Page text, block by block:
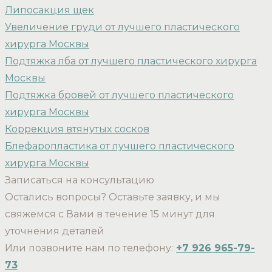
Липосакция щек
Увеличение груди от лучшего пластического
хирурга Москвы
Подтяжка лба от лучшего пластического хирурга
Москвы
Подтяжка бровей от лучшего пластического
хирурга Москвы
Коррекция втянутых сосков
Блефаропластика от лучшего пластического
хирурга Москвы
Записаться на консультацию
Остались вопросы? Оставьте заявку, и мы
свяжемся с Вами в течение 15 минут для
уточнения деталей
Или позвоните нам по телефону: +7 926 965-79-
73